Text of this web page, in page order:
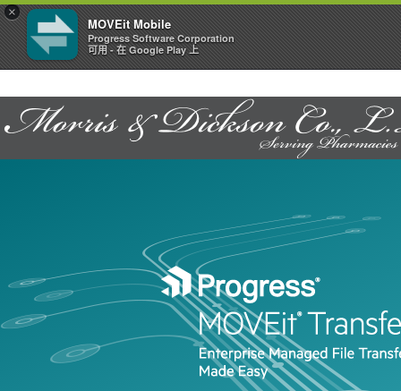
×
MOVEit Mobile
Progress Software Corporation
可用 - 在 Google Play 上